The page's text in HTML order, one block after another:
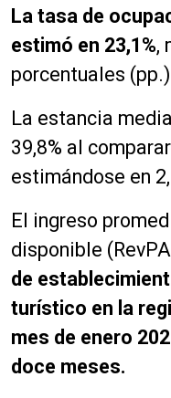
La tasa de
estimó en 23,1%,
porcentuales
La estancia
39,8% al
estimándose en
El ingreso
disponible
de
turístico en la
mes de enero
doce meses.